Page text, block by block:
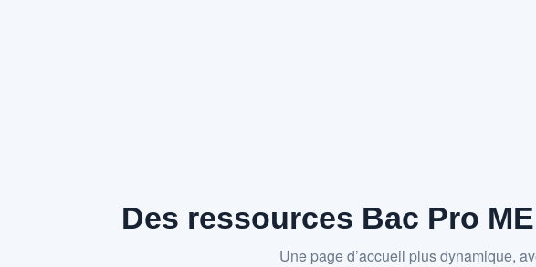
Des ressources Bac Pro
Une page d’accueil plus dynamique,